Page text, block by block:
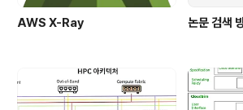
AWS X-Ray 논문 검색